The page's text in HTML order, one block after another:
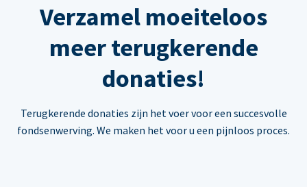
Verzamel moeiteloos
meer terugkerende
donaties!
Terugkerende donaties zijn het voer voor een succesvolle
fondsenwerving. We maken het voor u een pijnloos proces.